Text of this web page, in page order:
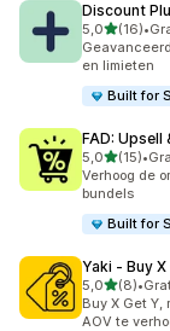
Discount
5,0van 5
(16)
16 recensies
•
en limieten
Built for
FAD: Upsell
5,0van 5
(15)
15 recensies
•
Verhoog de
bundels
Built for
Yaki ‑ Buy
5,0van 5
(8)
8 recensies
•
Buy X Get
AOV te